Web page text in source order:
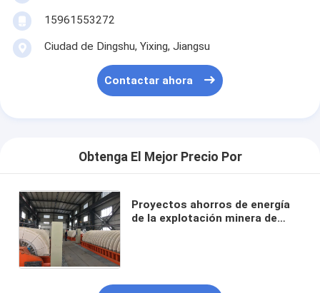
15961553272
Ciudad de Dingshu, Yixing, Jiangsu
Contactar ahora
Obtenga El Mejor Precio Por
Proyectos ahorros de energía
de la explotación minera de